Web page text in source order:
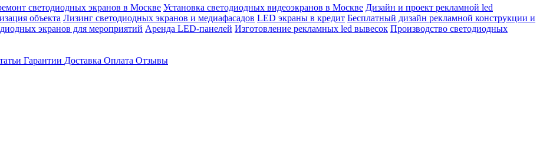
светодиодных экранов в Москве Установка светодиодных видеоэкранов в Москве Дизайн и проект рекламной led
объекта Лизинг светодиодных экранов и медиафасадов LED экраны в кредит Бесплатный дизайн рекламной конструкции и
экранов для мероприятий Аренда LED-панелей Изготовление рекламных led вывесок Производство светодиодных
Гарантии Доставка Оплата Отзывы